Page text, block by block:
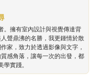
。擁有室內設計與視覺傳達背
聲鼎沸的名勝，我更鍾情於散
家，致力於透過影像與文字，
感角落，讓每一次的出發，都
實踐。